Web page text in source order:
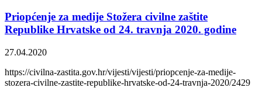
Priopćenje za medije Stožera civilne zaštite
Republike Hrvatske od 24. travnja 2020. godine
27.04.2020
https://civilna-zastita.gov.hr/vijesti/vijesti/priopcenje-za-medije-
stozera-civilne-zastite-republike-hrvatske-od-24-travnja-2020/2429